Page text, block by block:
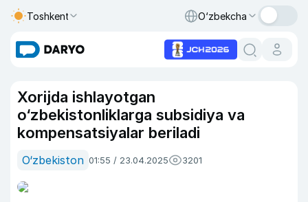
Toshkent O‘zbekcha
Xorijda ishlayotgan
o‘zbekistonliklarga subsidiya va
kompensatsiyalar beriladi
O‘zbekiston 01:55 / 23.04.2025 3201